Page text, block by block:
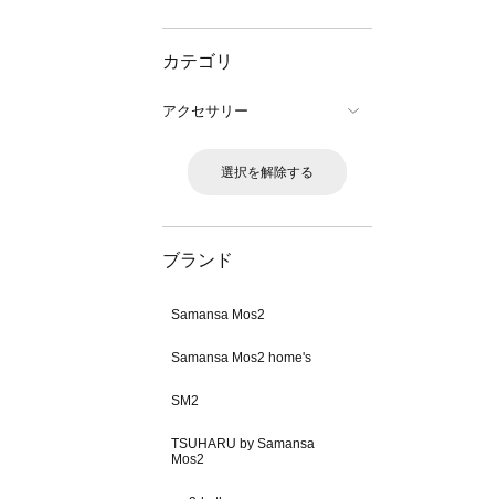
カテゴリ
アクセサリー
選択を解除する
ブランド
Samansa Mos2
Samansa Mos2 home's
SM2
TSUHARU by Samansa
Mos2